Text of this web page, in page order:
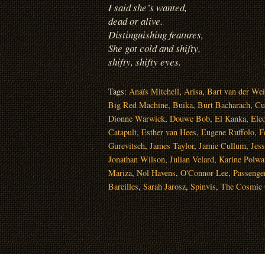
I said she’s wanted,
dead or alive.
Distinguishing features,
She got cold and shifty,
shifty, shifty eyes.
Tags:Anaïs Mitchell,Arisa,Bart van der
Big Red Machine,Buika,Burt Bacharach,
Dionne Warwick,Douwe Bob,El Kanka,
Catapult,Esther van Hees,Eugene Ruffolo,
Gurevitsch,James Taylor, Jamie Cullum,
Jonathan Wilson,Julian Velard,Karine
Mariza,Nol Havens,O'Connor Lee,
Bareilles,Sarah Jarosz,Spinvis,The Cosmic